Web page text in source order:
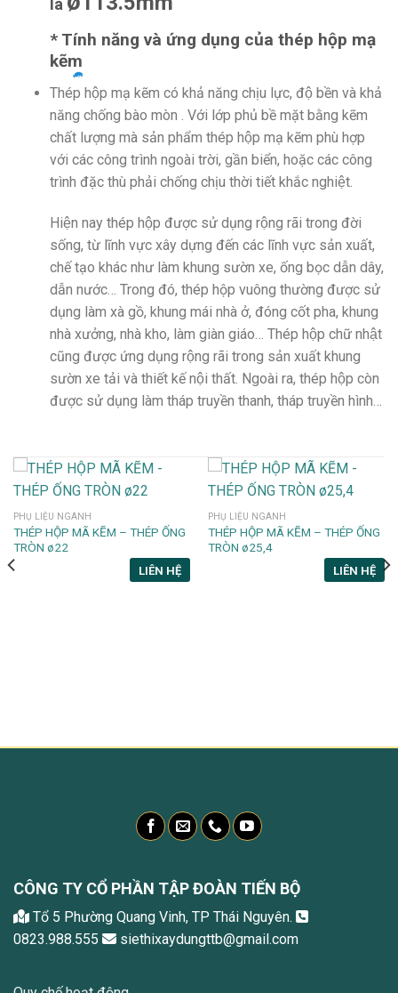
* Tính năng và ứng dụng của thép hộp mạ
kẽm
Thép hộp mạ kẽm có khả năng chịu lực, độ bền và khả
năng chống bào mòn . Với lớp phủ bề mặt bằng kẽm
chất lượng mà sản phẩm thép hộp mạ kẽm phù hợp
với các công trình ngoài trời, gần biển, hoặc các công
trình đặc thù phải chống chịu thời tiết khắc nghiệt.
Hiện nay thép hộp được sử dụng rộng rãi trong đời
sống, từ lĩnh vực xây dựng đến các lĩnh vực sản xuất,
chế tạo khác như làm khung sườn xe, ống bọc dẫn dây,
dẫn nước… Trong đó, thép hộp vuông thường được sử
dụng làm xà gồ, khung mái nhà ở, đóng cốt pha, khung
nhà xưởng, nhà kho, làm giàn giáo… Thép hộp chữ nhật
cũng được ứng dụng rộng rãi trong sản xuất khung
sườn xe tải và thiết kế nội thất. Ngoài ra, thép hộp còn
được sử dụng làm tháp truyền thanh, tháp truyền hình…
PHỤ LIỆU NGÀNH
THÉP HỘP MÃ KẼM – THÉP ỐNG
TRÒN ø22
LIÊN HỆ
PHỤ LIỆU NGÀNH
THÉP HỘP MÃ KẼM – THÉP ỐNG
TRÒN ø25,4
LIÊN HỆ
CÔNG TY CỔ PHẦN TẬP ĐOÀN TIẾN BỘ
Tổ 5 Phường Quang Vinh, TP Thái Nguyên.
0823.988.555
siethixaydungttb@gmail.com